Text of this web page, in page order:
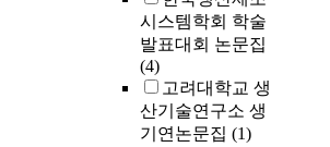
시스템학회 학술
발표대회 논문집
(4)
고려대학교 생
산기술연구소 생
기연논문집 (1)